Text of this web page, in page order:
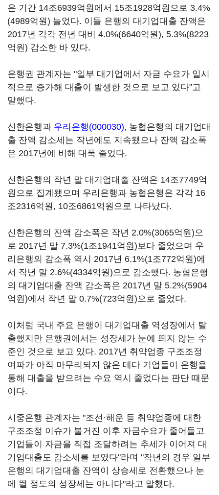
은 기간 14조6939억원에서 15조1928억원으로 3.4%
(4989억원) 늘었다. 이들 은행의 대기업대출 잔액은
2017년 각각 전년 대비 4.0%(6640억원), 5.3%(8223
억원) 감소한 바 있다.
은행권 관계자는 "일부 대기업에서 자금 수요가 일시
적으로 증가해 대출이 발생한 것으로 보고 있다"고
말했다.
신한은행과 우리은행(000030), 농협은행의 대기업대
출 잔액 감소세는 작년에도 지속됐으나 잔액 감소폭
은 2017년에 비해 대폭 줄었다.
신한은행의 작년 말 대기업대출 잔액은 14조7749억
원으로 집계됐으며 우리은행과 농협은행은 각각 16
조2316억원, 10조6861억원으로 나타났다.
신한은행의 잔액 감소폭은 작년 2.0%(3065억원)으
로 2017년 말 7.3%(1조1941억원)보다 줄었으며 우
리은행의 감소폭 역시 2017년 6.1%(1조772억원)에
서 작년 말 2.6%(4334억원)으로 감소했다. 농협은행
의 대기업대출 잔액 감소폭은 2017년 말 5.2%(5904
억원)에서 작년 말 0.7%(723억원)으로 줄었다.
이처럼 국내 주요 은행이 대기업대출 역성장에서 탈
출했지만 은행권에서는 성장세가 눈에 띄지 않는 수
준인 것으로 보고 있다. 2017년 취약업종 구조조정
여파가 아직 마무리되지 않은 데다 기업들이 은행을
통해 대출을 받으려는 수요 역시 줄었다는 판단 때문
이다.
시중은행 관계자는 "조선·해운 등 취약업종에 대한
구조조정 이슈가 불거진 이후 자금수요가 줄어들고
기업들이 자금을 직접 조달하려는 추세가 이어져 대
기업대출도 감소세를 보였다"라며 "작년의 경우 일부
은행의 대기업대출 잔액이 상승세로 전환했으나 눈
에 띌 정도의 성장세는 아니다"라고 말했다.